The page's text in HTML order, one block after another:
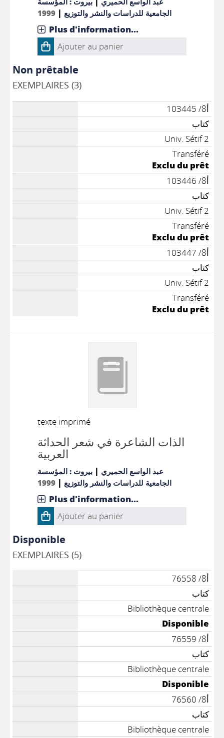
الجامعية للدراسات والنشر والتوزيع |
1999
Plus d'information...
Ajouter au panier
Non prêtable
EXEMPLAIRES (3)
أ8/ 103445
كتاب
Univ. Sétif 2
Transféré
Exclu du prêt
أ8/ 103446
كتاب
Univ. Sétif 2
Transféré
Exclu du prêt
أ8/ 103447
كتاب
Univ. Sétif 2
Transféré
Exclu du prêt
texte imprimé
الذات الشاعرة في شعر الحداثة
العربية
عبد الواسع الحميري |بيروت : المؤسسة
الجامعية للدراسات والنشر والتوزيع |
1999
Plus d'information...
Ajouter au panier
Disponible
EXEMPLAIRES (5)
أ8/ 76558
كتاب
Bibliothèque centrale
Disponible
أ8/ 76559
كتاب
Bibliothèque centrale
Disponible
أ8/ 76560
كتاب
Bibliothèque centrale